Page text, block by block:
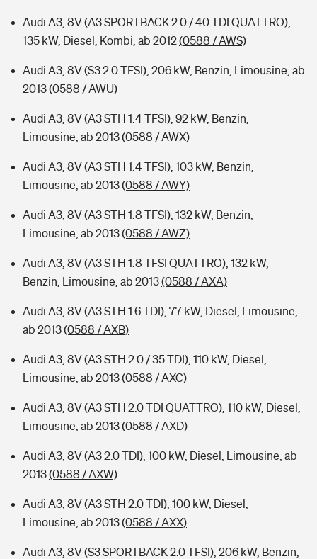
Audi A3, 8V (A3 SPORTBACK 2.0 / 40 TDI QUATTRO),
135 kW, Diesel, Kombi, ab 2012(0588 / AWS)
Audi A3, 8V (S3 2.0 TFSI), 206 kW, Benzin, Limousine, ab
2013(0588 / AWU)
Audi A3, 8V (A3 STH 1.4 TFSI), 92 kW, Benzin,
Limousine, ab 2013(0588 / AWX)
Audi A3, 8V (A3 STH 1.4 TFSI), 103 kW, Benzin,
Limousine, ab 2013(0588 / AWY)
Audi A3, 8V (A3 STH 1.8 TFSI), 132 kW, Benzin,
Limousine, ab 2013(0588 / AWZ)
Audi A3, 8V (A3 STH 1.8 TFSI QUATTRO), 132 kW,
Benzin, Limousine, ab 2013(0588 / AXA)
Audi A3, 8V (A3 STH 1.6 TDI), 77 kW, Diesel, Limousine,
ab 2013(0588 / AXB)
Audi A3, 8V (A3 STH 2.0 / 35 TDI), 110 kW, Diesel,
Limousine, ab 2013(0588 / AXC)
Audi A3, 8V (A3 STH 2.0 TDI QUATTRO), 110 kW, Diesel,
Limousine, ab 2013(0588 / AXD)
Audi A3, 8V (A3 2.0 TDI), 100 kW, Diesel, Limousine, ab
2013(0588 / AXW)
Audi A3, 8V (A3 STH 2.0 TDI), 100 kW, Diesel,
Limousine, ab 2013(0588 / AXX)
Audi A3, 8V (S3 SPORTBACK 2.0 TFSI), 206 kW, Benzin,